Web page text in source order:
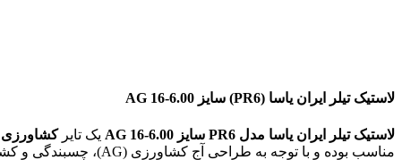
لاستیک تیلر ایران یاسا (PR6) سایز 6.00‑16 AG
لاستیک تیلر ایران یاسا مدل PR6 سایز 6.00‑16 AG یک تایرکشاورزی
مناسب بوده و با توجه به طراحی آج کشاورزی (AG)، چسبندگی و کشش مناسبی در زمین‌های خاکی و مزرعه‌ای فراهم می‌کند.